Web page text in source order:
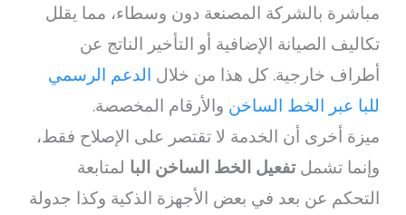
مباشرة بالشركة المصنعة دون وسطاء، مما يقلل
تكاليف الصيانة الإضافية أو التأخير الناتج عن
أطراف خارجية. كل هذا من خلال الدعم الرسمي
للبا عبر الخط الساخن والأرقام المخصصة.
ميزة أخرى أن الخدمة لا تقتصر على الإصلاح فقط،
وإنما تشملتفعيل الخط الساخن البا لمتابعة
التحكم عن بعد في بعض الأجهزة الذكية وكذا جدولة